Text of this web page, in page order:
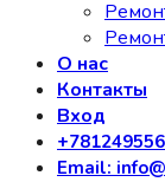
О нас
Контакты
Вход
Email: